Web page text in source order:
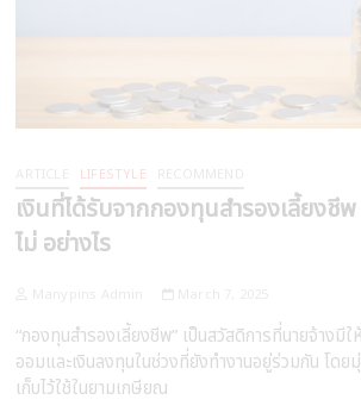
LIFESTYLE
เงินที่ได้รับจากกองทุนสำรองเลี้ยงชี
ไม่ อย่างไร
“กองทุนสำรองเลี้ยงชีพ” เป็นสวัสดิการที่นายจ้างมี
ออมและเงินลงทุนในช่วงที่ยังทำงานอยู่ร่วมกัน โดย
เก็บไว้ใช้ในยามเกษียณ